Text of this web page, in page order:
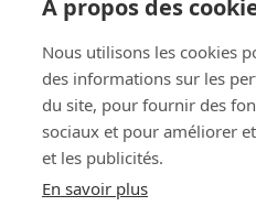
À propos des
Nous utilisons les cookies
des informations sur les
du site, pour fournir des
sociaux et pour améliorer
et les publicités.
En savoir plus
Entreprise
Investisseurs
1999 - 2026 © JBT Marel